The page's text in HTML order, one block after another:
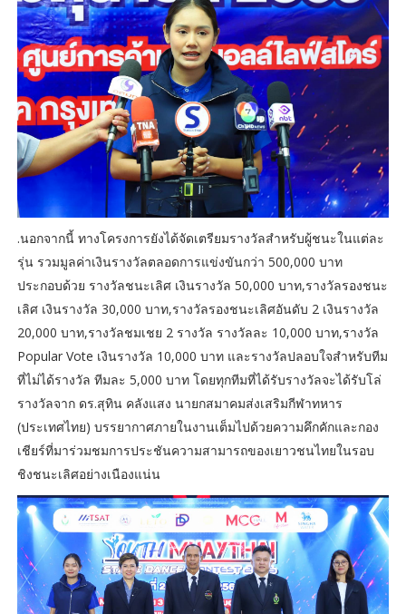
.นอกจากนี้ ทางโครงการยังได้จัดเตรียมรางวัลสำหรับผู้ชนะในแต่ละ
รุ่น รวมมูลค่าเงินรางวัลตลอดการแข่งขันกว่า 500,000 บาท
ประกอบด้วย รางวัลชนะเลิศ เงินรางวัล 50,000 บาท,รางวัลรองชนะ
เลิศ เงินรางวัล 30,000 บาท,รางวัลรองชนะเลิศอันดับ 2 เงินรางวัล
20,000 บาท,รางวัลชมเชย 2 รางวัล รางวัลละ 10,000 บาท,รางวัล
Popular Vote เงินรางวัล 10,000 บาท และรางวัลปลอบใจสำหรับทีม
ที่ไม่ได้รางวัล ทีมละ 5,000 บาท โดยทุกทีมที่ได้รับรางวัลจะได้รับโล่
รางวัลจาก ดร.สุทิน คลังแสง นายกสมาคมส่งเสริมกีฬาทหาร
(ประเทศไทย) บรรยากาศภายในงานเต็มไปด้วยความคึกคักและกอง
เชียร์ที่มาร่วมชมการประชันความสามารถของเยาวชนไทยในรอบ
ชิงชนะเลิศอย่างเนืองแน่น